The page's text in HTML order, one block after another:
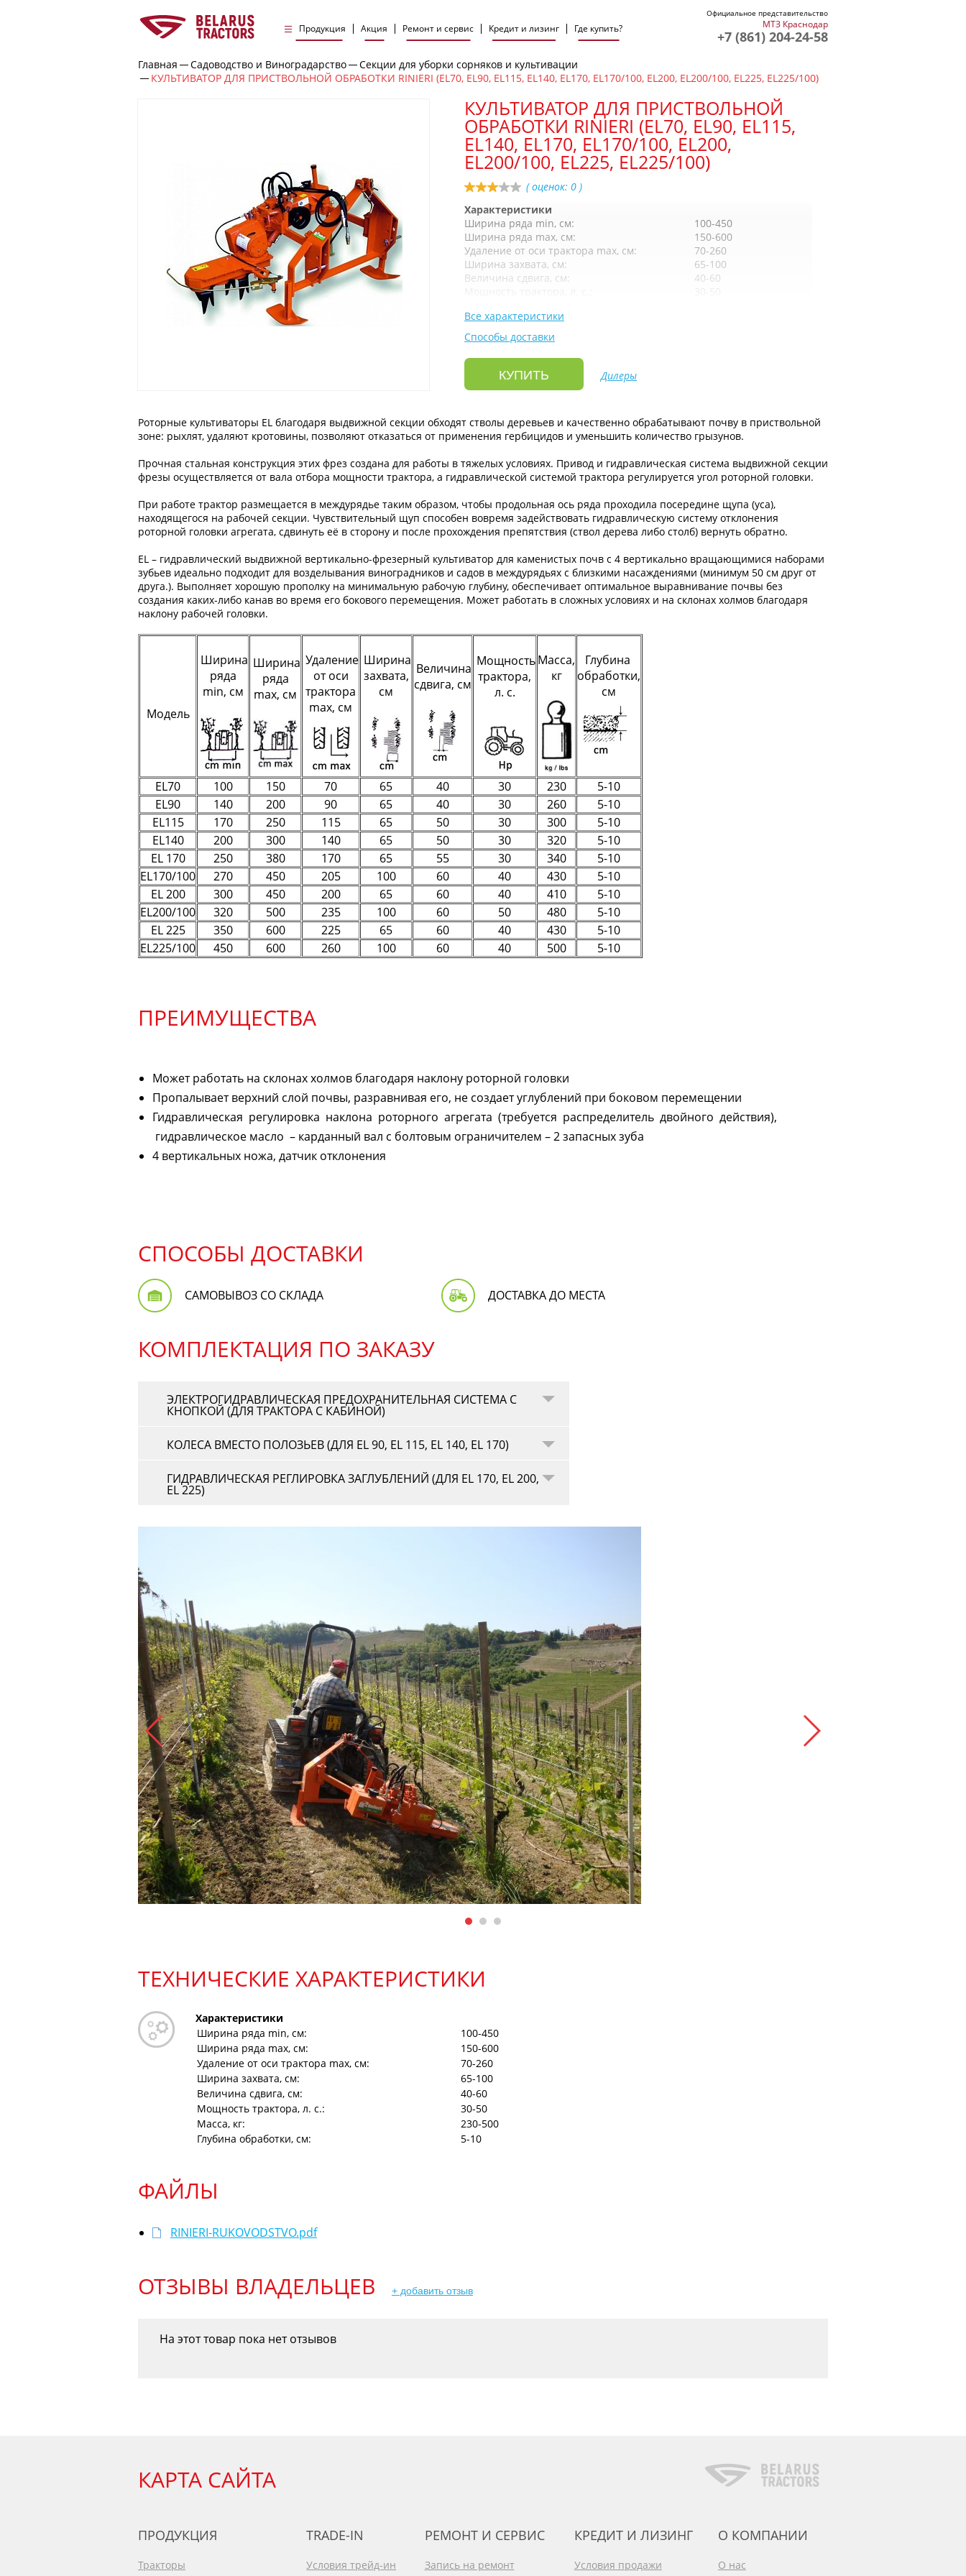
Продукция Акция Ремонт и сервис Кредит и лизинг Где купить?
Официальное представительство
МТЗ Краснодар
+7 (861) 204-24-58
Главная Садоводство и Виноградарство
Секции для уборки сорняков и культивации
КУЛЬТИВАТОР ДЛЯ ПРИСТВОЛЬНОЙ ОБРАБОТКИ RINIERI (EL70, EL90, EL115, EL140, EL170, EL170/100, EL200, EL200/100, EL225, EL225/100)
КУЛЬТИВАТОР ДЛЯ ПРИСТВОЛЬНОЙ
ОБРАБОТКИ RINIERI (EL70, EL90, EL115,
EL140, EL170, EL170/100, EL200,
EL200/100, EL225, EL225/100)
( оценок: 0 )
Характеристики
Ширина ряда min, см:
100-450
Ширина ряда max, см:
150-600
Удаление от оси трактора max, см:
70-260
Ширина захвата, см:
65-100
Величина сдвига, см:
40-60
Все характеристики
Способы доставки
КУПИТЬ Дилеры
Роторные культиваторы EL благодаря выдвижной секции обходят стволы деревьев и качественно обрабатывают почву в приствольной
зоне: рыхлят, удаляют кротовины, позволяют отказаться от применения гербицидов и уменьшить количество грызунов.
Прочная стальная конструкция этих фрез создана для работы в тяжелых условиях. Привод и гидравлическая система выдвижной секции
фрезы осуществляется от вала отбора мощности трактора, а гидравлической системой трактора регулируется угол роторной головки.
При работе трактор размещается в междурядье таким образом, чтобы продольная ось ряда проходила посередине щупа (уса),
находящегося на рабочей секции. Чувствительный щуп способен вовремя задействовать гидравлическую систему отклонения
роторной головки агрегата, сдвинуть её в сторону и после прохождения препятствия (ствол дерева либо столб) вернуть обратно.
EL – гидравлический выдвижной вертикально-фрезерный культиватор для каменистых почв с 4 вертикально вращающимися наборами
зубьев идеально подходит для возделывания виноградников и садов в междурядьях с близкими насаждениями (минимум 50 см друг от
друга.). Выполняет хорошую прополку на минимальную рабочую глубину, обеспечивает оптимальное выравнивание почвы без
создания каких-либо канав во время его бокового перемещения. Может работать в сложных условиях и на склонах холмов благодаря
наклону рабочей головки.
Модель
Ширина
ряда
min, см
Ширина
ряда
max, см
Удаление
от оси
трактора
max, см
Ширина
захвата,
см
Величина
сдвига, см
Мощность
трактора,
л. с.
Масса,
кг
Глубина
обработки,
см
EL70 100 150 70 65 40 30 230
5-10
EL90
140 200 90 65 40 30 260
5-10
EL115
170 250 115 65 50 30 300
5-10
EL140
200 300 140 65 50 30 320
5-10
EL 170
250 380 170 65 55 30 340
5-10
EL170/100
270 450 205 100 60 40 430
5-10
EL 200
300 450 200 65 60 40 410
5-10
EL200/100
320 500 235 100 60 50 480
5-10
EL 225
350 600 225 65 60 40 430
5-10
EL225/100
450 600 260 100 60 40 500 5-10
ПРЕИМУЩЕСТВА
Может работать на склонах холмов благодаря наклону роторной головки
Пропалывает верхний слой почвы, разравнивая его, не создает углублений при боковом перемещении
Гидравлическая регулировка наклона роторного агрегата (требуется распределитель двойного действия),
гидравлическое масло – карданный вал с болтовым ограничителем – 2 запасных зуба
4 вертикальных ножа, датчик отклонения
СПОСОБЫ ДОСТАВКИ
САМОВЫВОЗ СО СКЛАДА ДОСТАВКА ДО МЕСТА
КОМПЛЕКТАЦИЯ ПО ЗАКАЗУ
ЭЛЕКТРОГИДРАВЛИЧЕСКАЯ ПРЕДОХРАНИТЕЛЬНАЯ СИСТЕМА С
КНОПКОЙ (ДЛЯ ТРАКТОРА С КАБИНОЙ)
КОЛЕСА ВМЕСТО ПОЛОЗЬЕВ (ДЛЯ EL 90, EL 115, EL 140, EL 170)
ГИДРАВЛИЧЕСКАЯ РЕГЛИРОВКА ЗАГЛУБЛЕНИЙ (ДЛЯ EL 170, EL 200,
EL 225)
ТЕХНИЧЕСКИЕ ХАРАКТЕРИСТИКИ
Характеристики
Ширина ряда min, см:
100-450
Ширина ряда max, см:
150-600
Удаление от оси трактора max, см:
70-260
Ширина захвата, см:
65-100
Величина сдвига, см:
40-60
Мощность трактора, л. с.:
30-50
Масса, кг:
230-500
Глубина обработки, см:
5-10
ФАЙЛЫ
RINIERI-RUKOVODSTVO.pdf
ОТЗЫВЫ ВЛАДЕЛЬЦЕВ + добавить отзыв
На этот товар пока нет отзывов
КАРТА САЙТА
ПРОДУКЦИЯ
Тракторы
TRADE-IN
Условия трейд-ин
РЕМОНТ И СЕРВИС
Запись на ремонт
КРЕДИТ И ЛИЗИНГ
Условия продажи
О КОМПАНИИ
О нас